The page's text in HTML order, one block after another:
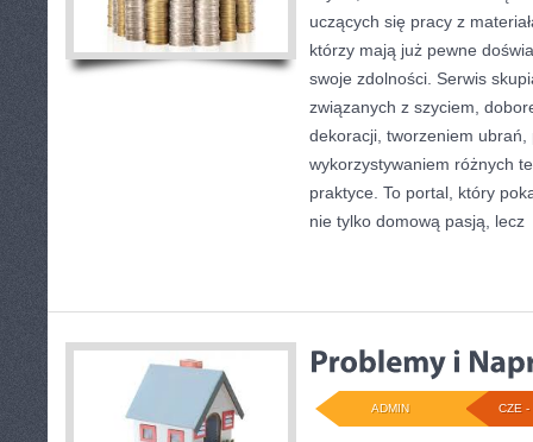
uczących się pracy z
którzy mają już pewne
swoje zdolności. Serwis
związanych z szyciem,
dekoracji, tworzeniem
wykorzystywaniem różnych
praktyce. To portal, który
nie tylko domową pasją, lecz
CZE -
ADMIN